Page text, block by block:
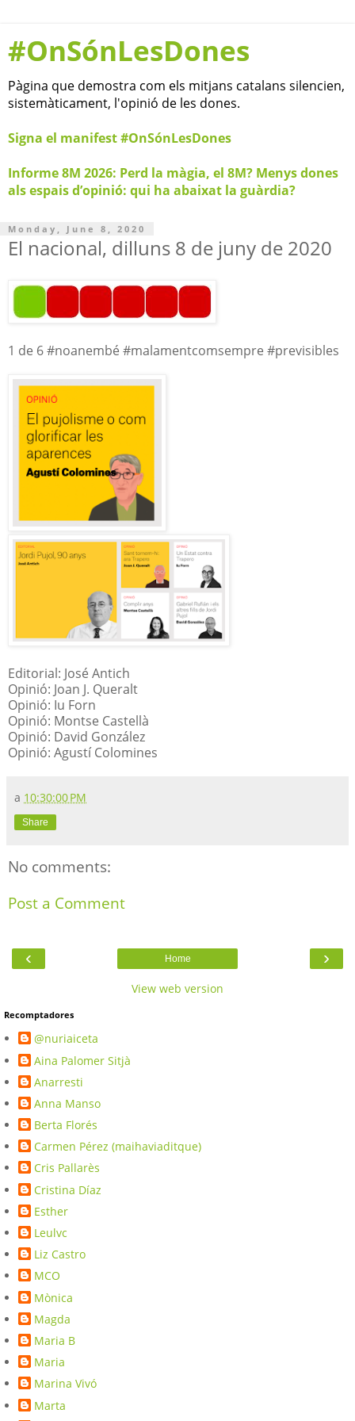
#OnSónLesDones
Pàgina que demostra com els mitjans catalans silencien,
sistemàticament, l'opinió de les dones.
Signa el manifest #OnSónLesDones
Informe 8M 2026: Perd la màgia, el 8M? Menys dones
als espais d’opinió: qui ha abaixat la guàrdia?
Monday, June 8, 2020
El nacional, dilluns 8 de juny de 2020
1 de 6 #noanembé #malamentcomsempre #previsibles
Editorial: José Antich
Opinió: Joan J. Queralt
Opinió: Iu Forn
Opinió: Montse Castellà
Opinió: David González
Opinió: Agustí Colomines
a 10:30:00 PM
Share
No comments:
Post a Comment
‹ ›
Home
View web version
Recomptadores
@nuriaiceta
Aina Palomer Sitjà
Anarresti
Anna Manso
Berta Florés
Carmen Pérez (maihaviaditque)
Cris Pallarès
Cristina Díaz
Esther
Leulvc
Liz Castro
MCO
Mònica
Magda
Maria B
Maria
Marina Vivó
Marta